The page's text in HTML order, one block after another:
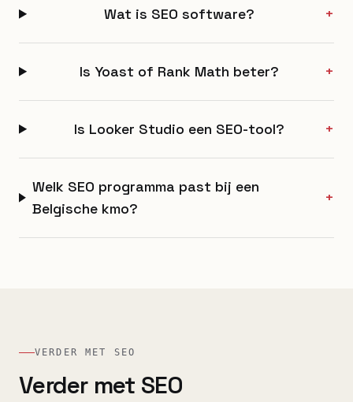
Wat is SEO software? +
Is Yoast of Rank Math beter? +
Is Looker Studio een SEO-tool? +
Welk SEO programma past bij een
Belgische kmo?
+
VERDER MET SEO
Verder met SEO